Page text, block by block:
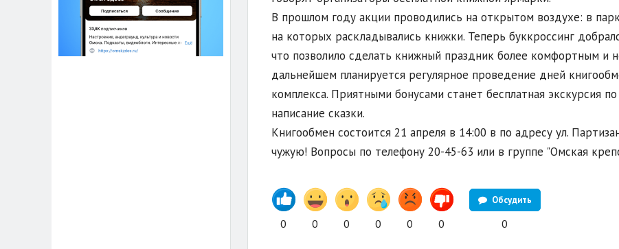
В прошлом году акции проводились на открытом воздухе: в
на которых раскладывались книжки. Теперь буккроссинг
что позволило сделать книжный праздник более комфортным и
дальнейшем планируется регулярное проведение дней
комплекса. Приятными бонусами станет бесплатная экскурсия
написание сказки.
Книгообмен состоится 21 апреля в 14:00 в по адресу ул.
чужую! Вопросы по телефону 20-45-63 или в группе "Омская
0 0 0 0 0 0
Обсудить
0